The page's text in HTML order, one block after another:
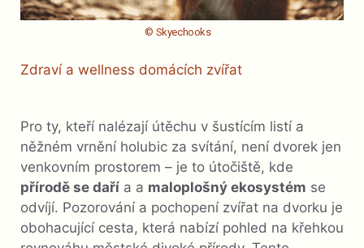
© Skyechooks
Zdraví a wellness domácích zvířat
Pro ty, kteří nalézají útěchu v šustícím listí a
něžném vrnění holubic za svítání, není dvorek jen
venkovním prostorem – je to útočiště, kde
přírodě se daří a a maloplošný ekosystém se
odvíjí. Pozorování a pochopení zvířat na dvorku je
obohacující cesta, která nabízí pohled na křehkou